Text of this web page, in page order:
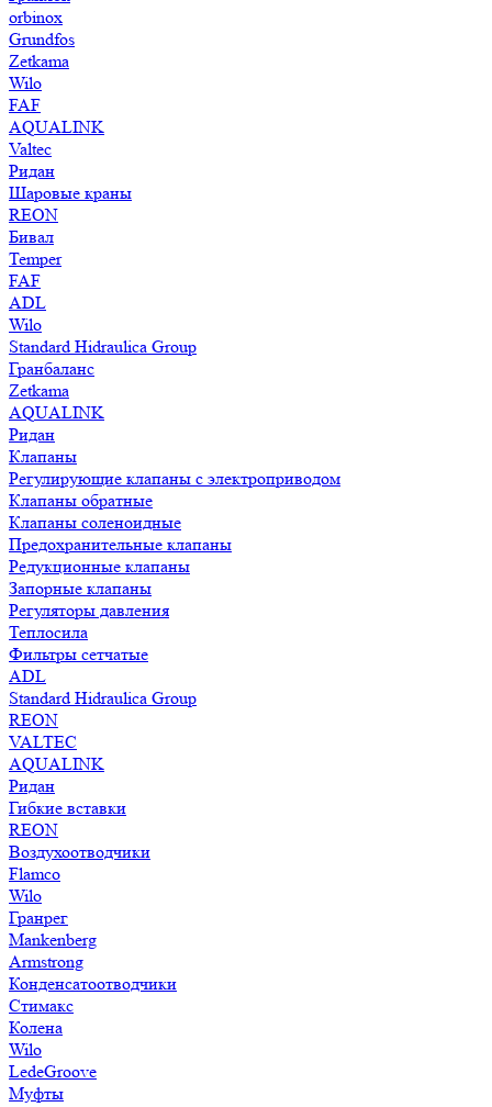
orbinox
Grundfos
Zetkama
Wilo
FAF
AQUALINK
Valtec
Ридан
Шаровые краны
REON
Бивал
Temper
FAF
ADL
Wilo
Standard Hidraulica Group
Гранбаланс
Zetkama
AQUALINK
Ридан
Клапаны
Регулирующие клапаны с электроприводом
Клапаны обратные
Клапаны соленоидные
Предохранительные клапаны
Редукционные клапаны
Запорные клапаны
Регуляторы давления
Теплосила
Фильтры сетчатые
ADL
Standard Hidraulica Group
REON
VALTEC
AQUALINK
Ридан
Гибкие вставки
REON
Воздухоотводчики
Flamco
Wilo
Гранрег
Mankenberg
Armstrong
Конденсатоотводчики
Стимакс
Колена
Wilo
LedeGroove
Муфты